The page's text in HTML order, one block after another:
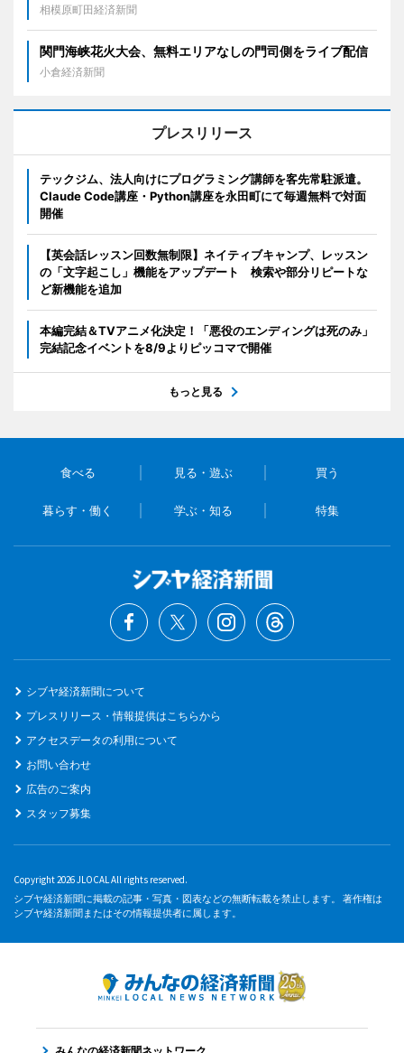
相模原町田経済新聞
関門海峡花火大会、無料エリアなしの門司側をライブ配信
小倉経済新聞
プレスリリース
テックジム、法人向けにプログラミング講師を客先常駐派遣。
Claude Code講座・Python講座を永田町にて毎週無料で対面
開催
【英会話レッスン回数無制限】ネイティブキャンプ、レッスン
の「文字起こし」機能をアップデート 検索や部分リピートな
ど新機能を追加
本編完結＆TVアニメ化決定！「悪役のエンディングは死のみ」
完結記念イベントを8/9よりピッコマで開催
もっと見る
食べる 見る・遊ぶ 買う
暮らす・働く 学ぶ・知る 特集
シブヤ経済新聞について
プレスリリース・情報提供はこちらから
アクセスデータの利用について
お問い合わせ
広告のご案内
スタッフ募集
Copyright 2026 JLOCAL All rights reserved.
シブヤ経済新聞に掲載の記事・写真・図表などの無断転載を禁止します。 著作権は
シブヤ経済新聞またはその情報提供者に属します。
みんなの経済新聞ネットワーク